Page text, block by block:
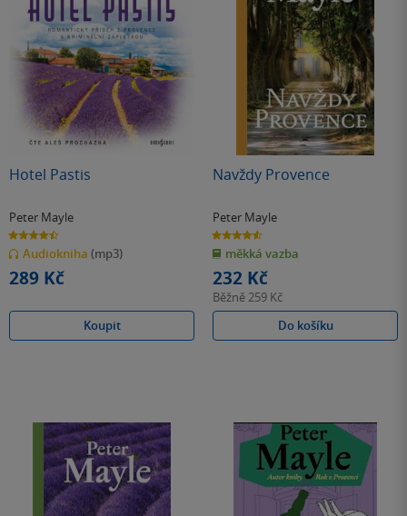
Hotel Pastis
Peter Mayle
4.5
z
5
hvězdiček
Audiokniha (mp3)
289 Kč
Koupit
Navždy Provence
Peter Mayle
4.6
z
5
hvězdiček
měkká vazba
232 Kč
Běžně 259 Kč
Do košíku